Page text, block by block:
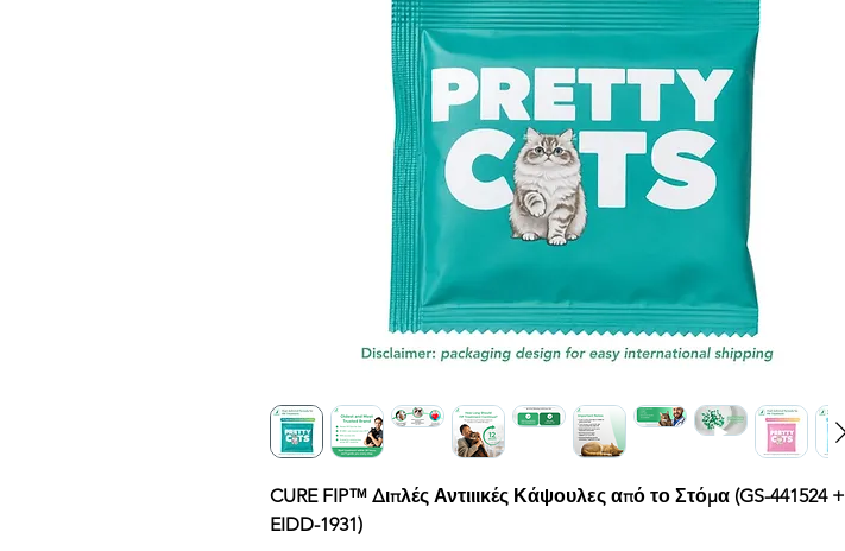
CURE FIP™ Διπλές Αντιιικές Κάψουλες από το Στόμα (GS-441524 +
EIDD-1931)